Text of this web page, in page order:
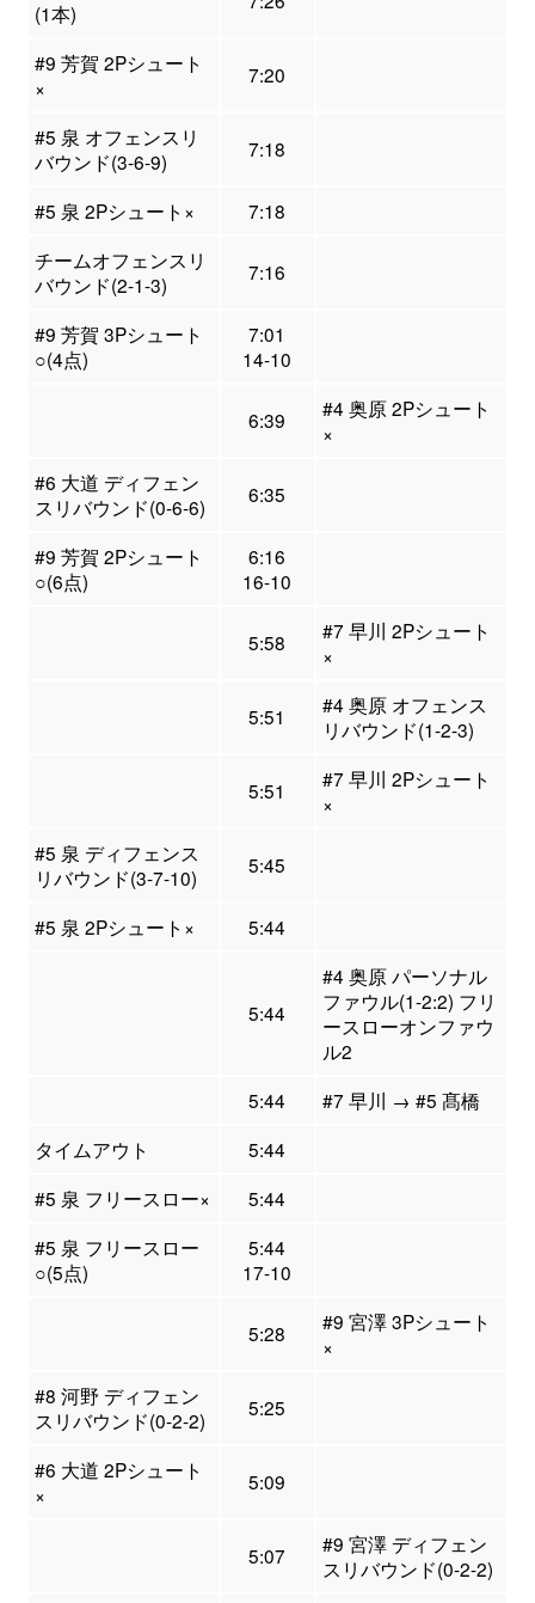
(1本)
#9 芳賀 2Pシュート
×
7:20
#5 泉 オフェンスリ
バウンド(3-6-9)
7:18
#5 泉 2Pシュート×
7:18
チームオフェンスリ
バウンド(2-1-3)
7:16
#9 芳賀 3Pシュート
○(4点)
7:01
14-10
6:39
#4 奥原 2Pシュート
×
#6 大道 ディフェン
スリバウンド(0-6-6)
6:35
#9 芳賀 2Pシュート
○(6点)
6:16
16-10
5:58
#7 早川 2Pシュート
×
5:51
#4 奥原 オフェンス
リバウンド(1-2-3)
5:51
#7 早川 2Pシュート
×
#5 泉 ディフェンス
リバウンド(3-7-10)
5:45
#5 泉 2Pシュート× 5:44
5:44
#4 奥原 パーソナル
ファウル(1-2:2) フリ
ースローオンファウ
ル2
5:44
#7 早川 → #5 髙橋
タイムアウト
5:44
#5 泉 フリースロー×
5:44
#5 泉 フリースロー
○(5点)
5:44
17-10
5:28
#9 宮澤 3Pシュート
×
#8 河野 ディフェン
スリバウンド(0-2-2)
5:25
#6 大道 2Pシュート
×
5:09
5:07
#9 宮澤 ディフェン
スリバウンド(0-2-2)